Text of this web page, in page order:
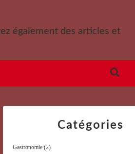
également des articles et
Catégories
Gastronomie (2)